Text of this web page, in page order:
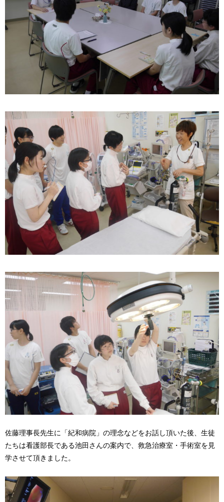
佐藤理事長先生に「紀和病院」の理念などをお話し頂いた後、生徒
たちは看護部長である池田さんの案内で、救急治療室・手術室を見
学させて頂きました。